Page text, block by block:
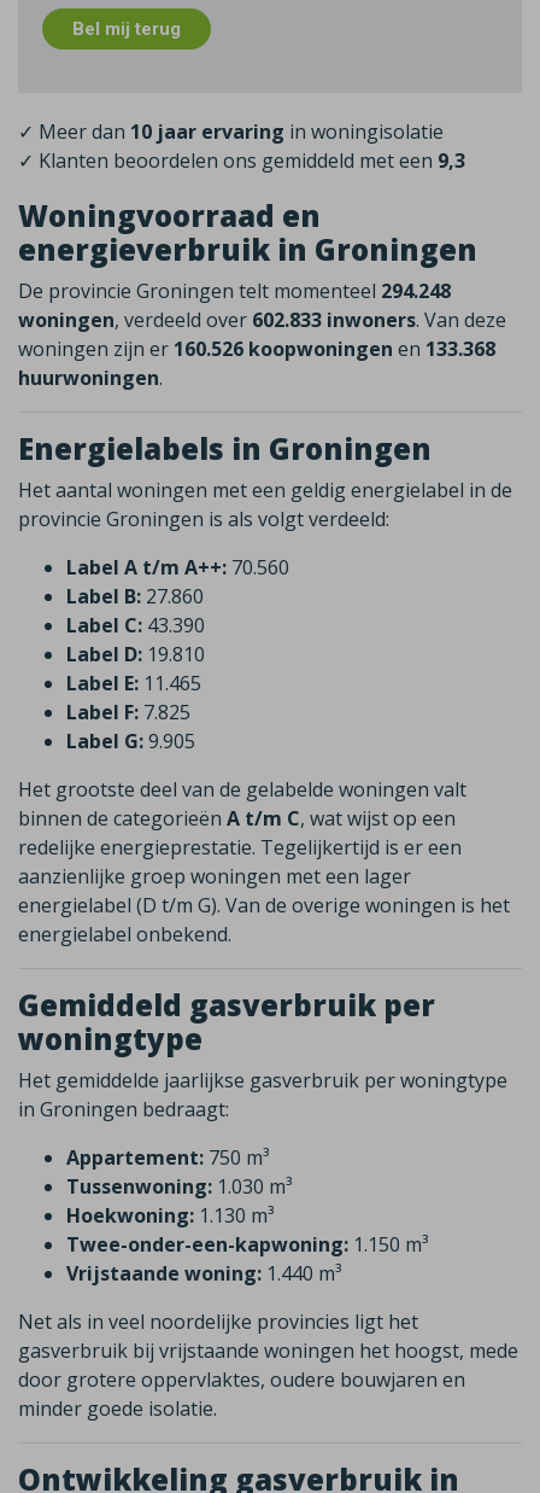
Bel mij terug
✓ Meer dan 10 jaar ervaring in woningisolatie
✓ Klanten beoordelen ons gemiddeld met een 9,3
Woningvoorraad en
energieverbruik in Groningen
De provincie Groningen telt momenteel 294.248
woningen, verdeeld over 602.833 inwoners. Van deze
woningen zijn er 160.526 koopwoningen en 133.368
huurwoningen.
Energielabels in Groningen
Het aantal woningen met een geldig energielabel in de
provincie Groningen is als volgt verdeeld:
Label A t/m A++: 70.560
Label B: 27.860
Label C: 43.390
Label D: 19.810
Label E: 11.465
Label F: 7.825
Label G:9.905
Het grootste deel van de gelabelde woningen valt
binnen de categorieën A t/m C, wat wijst op een
redelijke energieprestatie. Tegelijkertijd is er een
aanzienlijke groep woningen met een lager
energielabel (D t/m G). Van de overige woningen is het
energielabel onbekend.
Gemiddeld gasverbruik per
woningtype
Het gemiddelde jaarlijkse gasverbruik per woningtype
in Groningen bedraagt:
Appartement: 750 m³
Tussenwoning: 1.030 m³
Hoekwoning: 1.130 m³
Twee-onder-een-kapwoning: 1.150 m³
Vrijstaande woning: 1.440 m³
Net als in veel noordelijke provincies ligt het
gasverbruik bij vrijstaande woningen het hoogst, mede
door grotere oppervlaktes, oudere bouwjaren en
minder goede isolatie.
Ontwikkeling gasverbruik in